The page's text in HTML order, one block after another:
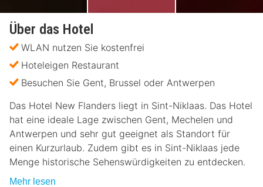
Über das Hotel
WLAN nutzen Sie kostenfrei
Hoteleigen Restaurant
Besuchen Sie Gent, Brussel oder Antwerpen
Das Hotel New Flanders liegt in Sint-Niklaas. Das Hotel
hat eine ideale Lage zwischen Gent, Mechelen und
Antwerpen und sehr gut geeignet als Standort für
einen Kurzurlaub. Zudem gibt es in Sint-Niklaas jede
Menge historische Sehenswürdigkeiten zu entdecken.
Mehr lesen